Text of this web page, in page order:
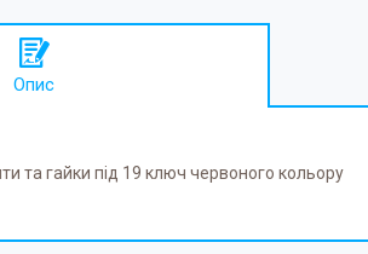
Опис
та гайки під 19 ключ червоного кольору